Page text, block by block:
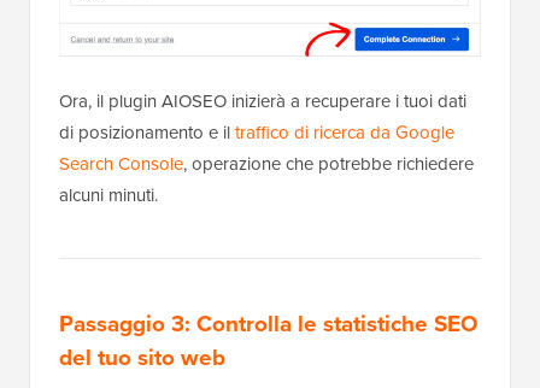
Ora, il plugin AIOSEO inizierà a recuperare i tuoi dati
di posizionamento e iltraffico di ricerca da Google
Search Console, operazione che potrebbe richiedere
alcuni minuti.
Passaggio 3: Controlla le statistiche SEO
del tuo sito web